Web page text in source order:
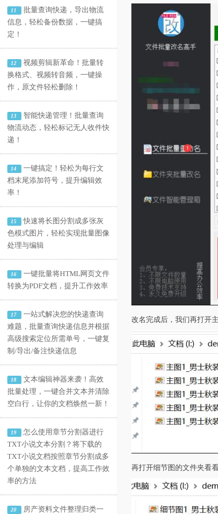
11
批量查询快递，导出物流
信息，轻松备份数据，一键搞
定！
12
视频剪辑新革命！批量转
换格式、视频转音频，一键操
作，原文件轻松删除！
13
智能快递管理！批量查询
物流动态，轻松标记无人收件快
递！
14
一键搞定！轻松为每行文
档末尾添加符号，提升编辑效
率！
15
快速将长图分割成多张灰
色模式图片，轻松实现批量图像
处理与编辑
16
一键批量将HTML网页文件
转换为PDF文档，提升工作效率
17
一站式解决您的快递查询
难题，批量查询快递信息并根据
高级搜索定位所需单号，一键复
制/导出/备注快递信息
18
文本编辑神器来袭！高效
批量处理，一键合并文本并清除
空白行，让你的文档焕然一新！
19
怎么使用章节分割器进行
TXT小说文本分割？将下载的
TXT小说文档按照章节分割成多
个单独的文本文档，提高工作效
率的方法
20 房产资料文件整理归类一
改名完成后，我们再打开
再打开细节图的文件夹看